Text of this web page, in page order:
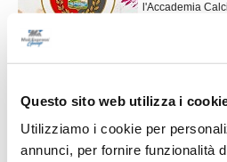
Questo sito web utilizza i
Utilizziamo i cookie per
annunci, per fornire funzionalità
l'Accademia
diventare un
Trofeo "Città di
L'Academy Castelfidardo mette un altro
percorso di crescita conquistando la